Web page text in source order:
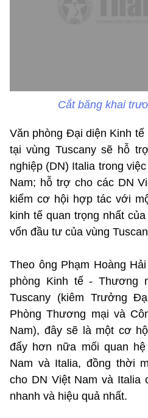
Cắt băng khai
Văn phòng Đại diện Kinh
tại vùng Tuscany sẽ hỗ
nghiệp (DN) Italia trong
Nam; hỗ trợ cho các DN
kiếm cơ hội hợp tác với
kinh tế quan trọng nhất của
vốn đầu tư của vùng
Theo ông Phạm Hoàng Hải
phòng Kinh tế - Thương
Tuscany (kiêm Trưởng
Phòng Thương mại và
Nam), đây sẽ là một cơ
đẩy hơn nữa mối quan
Nam và Italia, đồng thời
cho DN Việt Nam và Italia
nhanh và hiệu quả nhất.